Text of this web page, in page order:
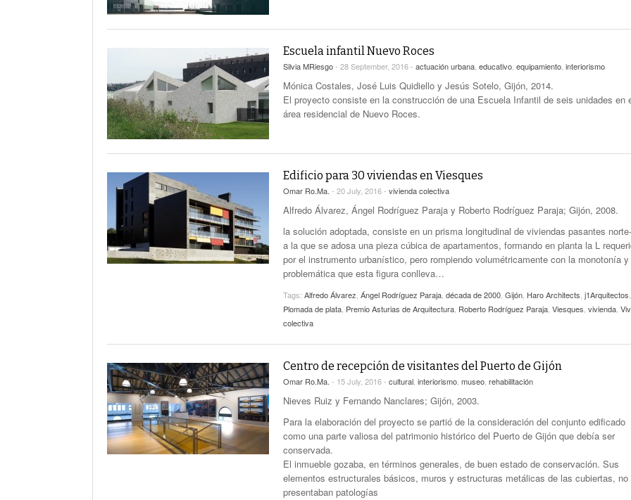
Escuela infantil Nuevo Roces
Silvia MRiesgo- 28 September, 2016 - actuación urbana educativo equipamiento interiorismo
Mónica Costales, José Luis Quidiello y Jesús Sotelo, Gijón, 2014.
El proyecto consiste en la construcción de una Escuela Infantil de seis unidades en
área residencial de Nuevo Roces.
Edificio para 30 viviendas en Viesques
Omar Ro.Ma. - 20 July, 2016 - vivienda colectiva
Alfredo Álvarez, Ángel Rodríguez Paraja y Roberto Rodríguez Paraja; Gijón, 2008.
la solución adoptada, consiste en un prisma longitudinal de viviendas pasantes
a la que se adosa una pieza cúbica de apartamentos, formando en planta la L
por el instrumento urbanístico, pero rompiendo volumétricamente con la monotonía y
problemática que esta figura conlleva…
Tags: Alfredo Álvarez Ángel Rodríguez Paraja década de 2000 Gijón Haro Architects j1Arquitectos
Plomada de plata Premio Asturias de Arquitectura Roberto Rodríguez Paraja Viesques vivienda
colectiva
Centro de recepción de visitantes del Puerto de Gijón
Omar Ro.Ma. - 15 July, 2016 - cultural interiorismo museo rehabilitación
Nieves Ruiz y Fernando Nanclares; Gijón, 2003.
Para la elaboración del proyecto se partió de la consideración del conjunto edificado
como una parte valiosa del patrimonio histórico del Puerto de Gijón que debía ser
conservada.
El inmueble gozaba, en términos generales, de buen estado de conservación. Sus
elementos estructurales básicos, muros y estructuras metálicas de las cubiertas, no
presentaban patologías